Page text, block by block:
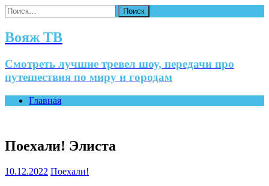
Найти:
Вояж ТВ
Смотреть лучшие тревел шоу, передачи про
путешествия по миру и городам
Главная
Поехали! Элиста
10.12.2022 Поехали!